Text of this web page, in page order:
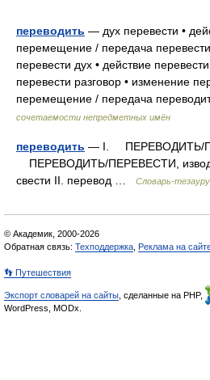
переводить — дух перевести •
перемещение / передача
перевести дух • действие
перевести разговор • изменение
перемещение / передача
сочетаемости непредметных имён
переводить — I. ПЕРЕВОДИТЬ/
ПЕРЕВОДИТЬ/ПЕРЕВЕСТИ,
свести II. перевод …
Словарь-
© Академик, 2000-2026
Обратная связь: Техподдержка Реклама на
👣 Путешествия
Экспорт словарей на сайты , сделанные на PHP,
WordPress, MODx.